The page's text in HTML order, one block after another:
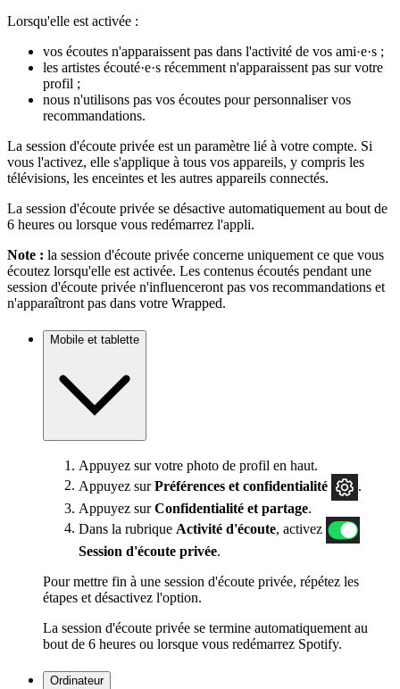
Lorsqu'elle est activée :
vos écoutes n'apparaissent pas dans l'activité de vos ami·e·s ;
les artistes écouté·e·s récemment n'apparaissent pas sur votre
profil ;
nous n'utilisons pas vos écoutes pour personnaliser vos
recommandations.
La session d'écoute privée est un paramètre lié à votre compte. Si
vous l'activez, elle s'applique à tous vos appareils, y compris les
télévisions, les enceintes et les autres appareils connectés.
La session d'écoute privée se désactive automatiquement au bout de
6 heures ou lorsque vous redémarrez l'appli.
Note : la session d'écoute privée concerne uniquement ce que vous
écoutez lorsqu'elle est activée. Les contenus écoutés pendant une
session d'écoute privée n'influenceront pas vos recommandations et
n'apparaîtront pas dans votre Wrapped.
Mobile et tablette
Appuyez sur votre photo de profil en haut.
Appuyez surPréférences et confidentialité
.
Appuyez surConfidentialité et partage.
Dans la rubrique Activité d'écoute, activez
Session d'écoute privée.
Pour mettre fin à une session d'écoute privée, répétez les
étapes et désactivez l'option.
La session d'écoute privée se termine automatiquement au
bout de 6 heures ou lorsque vous redémarrez Spotify.
Ordinateur